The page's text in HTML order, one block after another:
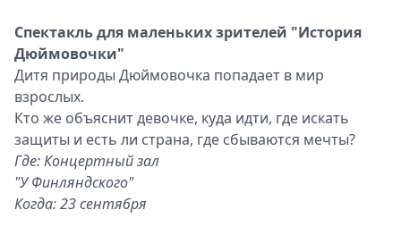
Спектакль для маленьких зрителей "История
Дюймовочки"
Дитя природы Дюймовочка попадает в мир
взрослых.
Кто же объяснит девочке, куда идти, где искать
защиты и есть ли страна, где сбываются мечты?
Где: Концертный зал
"У Финляндского"
Когда: 23 сентября